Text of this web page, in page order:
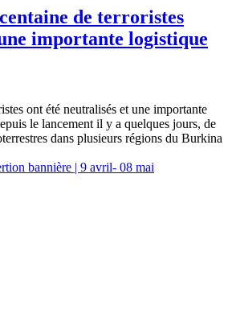
de terroristes
importante logistique
ont été neutralisés et une importante
le lancement il y a quelques jours, de
dans plusieurs régions du Burkina